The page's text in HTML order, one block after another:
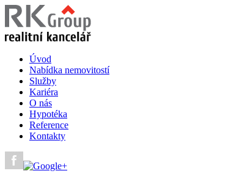
Úvod
Nabídka nemovitostí
Služby
Kariéra
O nás
Hypotéka
Reference
Kontakty